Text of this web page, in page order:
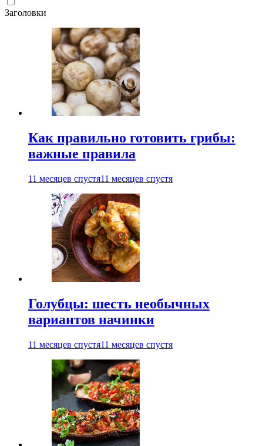
Заголовки
Как правильно готовить грибы:
важные правила
11 месяцев спустя11 месяцев спустя
Голубцы: шесть необычных
вариантов начинки
11 месяцев спустя11 месяцев спустя